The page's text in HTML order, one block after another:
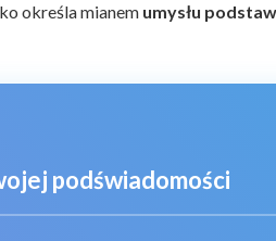
określa mianem umysłu
podświadomości